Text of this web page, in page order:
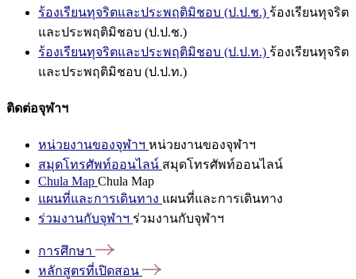
ร้องเรียนทุจริตและประพฤติมิชอบ (ป.ป.ช.) ร้องเรียนทุจริต
และประพฤติมิชอบ (ป.ป.ช.)
ร้องเรียนทุจริตและประพฤติมิชอบ (ป.ป.ท.) ร้องเรียนทุจริต
และประพฤติมิชอบ (ป.ป.ท.)
ติดต่อจุฬาฯ
หน่วยงานของจุฬาฯ หน่วยงานของจุฬาฯ
สมุดโทรศัพท์ออนไลน์ สมุดโทรศัพท์ออนไลน์
Chula Map Chula Map
แผนที่และการเดินทาง แผนที่และการเดินทาง
ร่วมงานกับจุฬาฯ ร่วมงานกับจุฬาฯ
การศึกษา
หลักสูตรที่เปิดสอน